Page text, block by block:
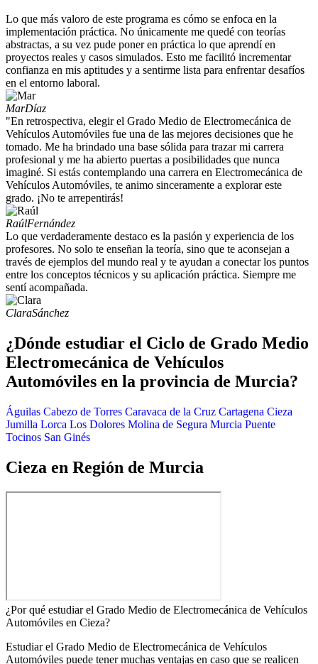
Lo que más valoro de este programa es cómo se enfoca en la
implementación práctica. No únicamente me quedé con teorías
abstractas, a su vez pude poner en práctica lo que aprendí en
proyectos reales y casos simulados. Esto me facilitó incrementar
confianza en mis aptitudes y a sentirme lista para enfrentar desafíos
en el entorno laboral.
MarDíaz
"En retrospectiva, elegir el Grado Medio de Electromecánica de
Vehículos Automóviles fue una de las mejores decisiones que he
tomado. Me ha brindado una base sólida para trazar mi carrera
profesional y me ha abierto puertas a posibilidades que nunca
imaginé. Si estás contemplando una carrera en Electromecánica de
Vehículos Automóviles, te animo sinceramente a explorar este
grado. ¡No te arrepentirás!
RaúlFernández
Lo que verdaderamente destaco es la pasión y experiencia de los
profesores. No solo te enseñan la teoría, sino que te aconsejan a
través de ejemplos del mundo real y te ayudan a conectar los puntos
entre los conceptos técnicos y su aplicación práctica. Siempre me
sentí acompañada.
ClaraSánchez
¿Dónde estudiar el Ciclo de Grado Medio
Electromecánica de Vehículos
Automóviles en la provincia de Murcia?
Águilas Cabezo de Torres Caravaca de la Cruz Cartagena Cieza
Jumilla Lorca Los Dolores Molina de Segura Murcia Puente
Tocinos San Ginés
Cieza en Región de Murcia
¿Por qué estudiar el Grado Medio de Electromecánica de Vehículos
Automóviles en Cieza?
Estudiar el Grado Medio de Electromecánica de Vehículos
Automóviles puede tener muchas ventajas en caso que se realicen